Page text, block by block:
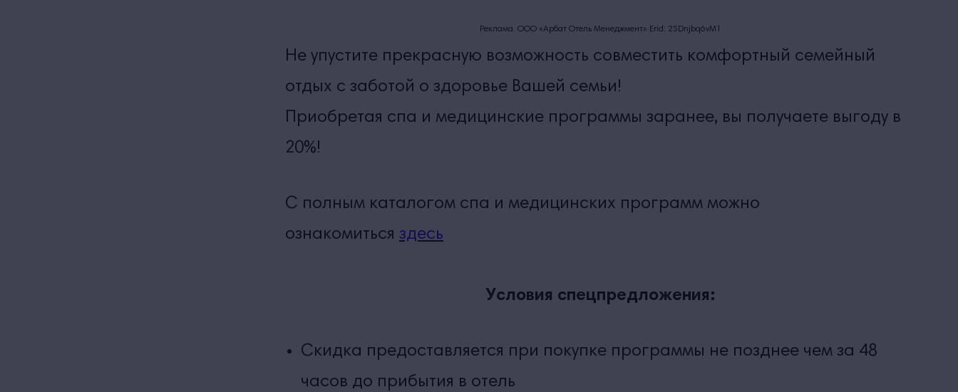
Реклама. ООО «Арбат Отель Менеджмент» Erid: 2SDnjbq6vM1
Не упустите прекрасную возможность совместить комфортный семейный
отдых с заботой о здоровье Вашей семьи!
Приобретая спа и медицинские программы заранее, вы получаете выгоду в
20%!
С полным каталогом спа и медицинских программ можно
ознакомиться здесь
Условия спецпредложения:
Скидка предоставляется при покупке программы не позднее чем за 48
часов до прибытия в отель